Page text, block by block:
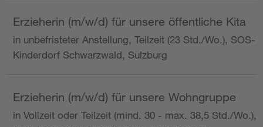
Erzieherin (m/w/d) für unsere öffentliche Kita
in unbefristeter Anstellung, Teilzeit (23 Std./Wo.), SOS-
Kinderdorf Schwarzwald, Sulzburg
Erzieherin (m/w/d) für unsere Wohngruppe
in Vollzeit oder Teilzeit (mind. 30 - max. 38,5 Std./Wo.),